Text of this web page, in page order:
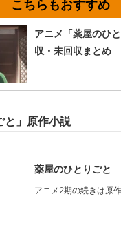
アニメ「薬屋のひ
収・未回収まとめ
と」原作小説
薬屋のひとりごと
アニメ2期の続きは原